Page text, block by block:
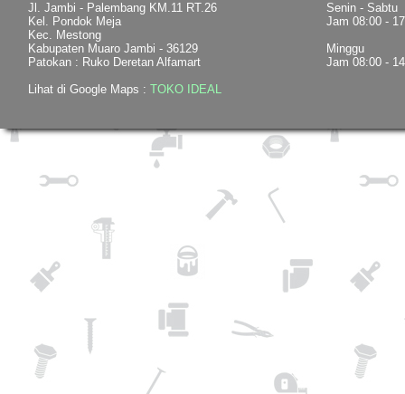
Jl. Jambi - Palembang KM.11 RT.26
Kel. Pondok Meja
Kec. Mestong
Kabupaten Muaro Jambi - 36129
Patokan : Ruko Deretan Alfamart
Lihat di Google Maps : TOKO IDEAL
Senin - Sabtu
Jam 08:00 -
Minggu
Jam 08:00 -